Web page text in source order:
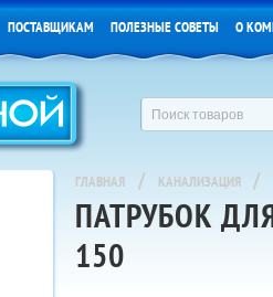
ПОСТАВЩИКАМ ПОЛЕЗНЫЕ СОВЕТЫ О
ГЛАВНАЯ / КАНАЛИЗАЦИЯ /
ПАТРУБОК
150